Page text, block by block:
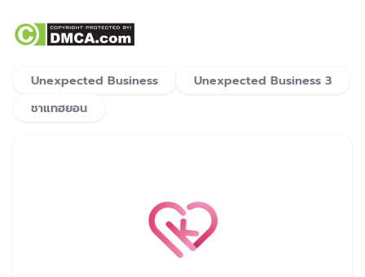
Unexpected Business
Unexpected Business 3
ชาแทฮยอน